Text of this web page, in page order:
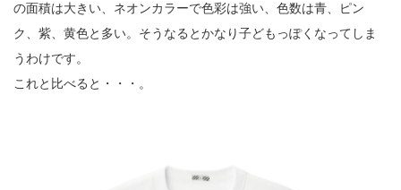
の面積は大きい、ネオンカラーで色彩は強い、色数は青、ピン
ク、紫、黄色と多い。そうなるとかなり子どもっぽくなってしま
うわけです。
これと比べると・・・。